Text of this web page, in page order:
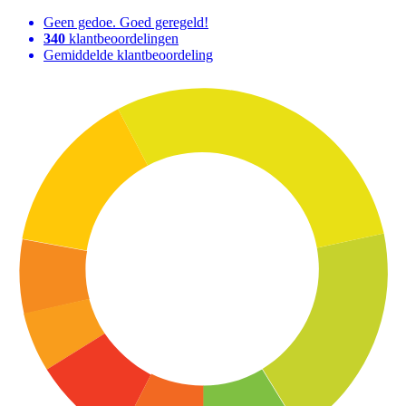
Geen gedoe. Goed geregeld!
340 klantbeoordelingen
Gemiddelde klantbeoordeling